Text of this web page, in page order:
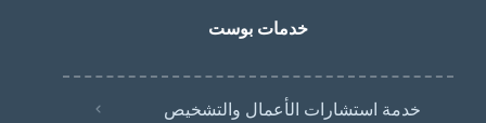
خدمات بوست
خدمة استشارات الأعمال والتشخيص